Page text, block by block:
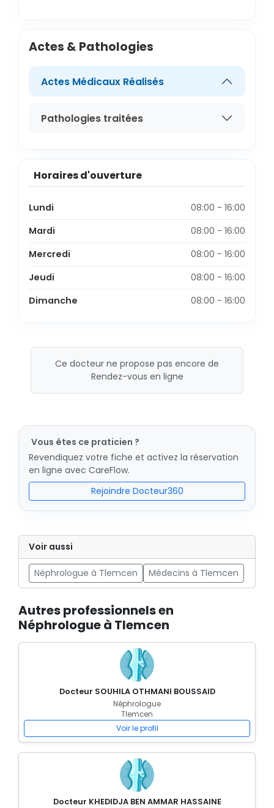
Actes & Pathologies
Actes Médicaux Réalisés
Pathologies traitées
Horaires d'ouverture
Lundi
08:00 - 16:00
Mardi
08:00 - 16:00
Mercredi
08:00 - 16:00
Jeudi
08:00 - 16:00
Dimanche
08:00 - 16:00
Ce docteur ne propose pas encore de
Rendez-vous en ligne
Vous êtes ce praticien ?
Revendiquez votre fiche et activez la réservation
en ligne avec CareFlow.
Rejoindre Docteur360
Voir aussi
Néphrologue à Tlemcen Médecins à Tlemcen
Autres professionnels en
Néphrologue à Tlemcen
Docteur SOUHILA OTHMANI BOUSSAID
Néphrologue
Tlemcen
Voir le profil
Docteur KHEDIDJA BEN AMMAR HASSAINE